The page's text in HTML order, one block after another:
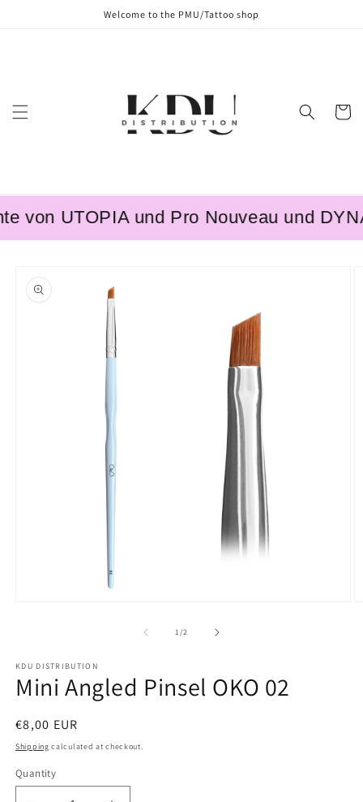
Welcome to the PMU/Tattoo shop
Cart
von UTOPIA und Pro Nouveau und
product
information
1/of2
KDU DISTRIBUTION
Mini Angled Pinsel OKO 02
Regular
price
€8,00 EUR
Shipping calculated at checkout.
Quantity